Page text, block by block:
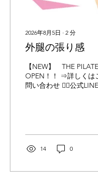
2026年8月5日 ∙ 2 分
外腿の張り感
【NEW】 THE
OPEN！！ ⇒詳しくは
問い合わせ 👉🏻公式LINEはこち
ください👀 こんにち
硬く盛り上がって見え
因が考えられます。
14 0